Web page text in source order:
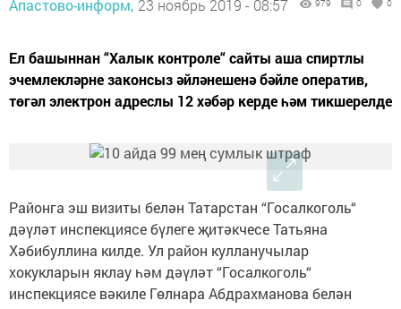
Апастово-информ, 23 ноябрь 2019 - 08:57 979 0 0
Ел башыннан “Халык контроле“ сайты аша спиртлы
эчемлекләрне законсыз әйләнешенә бәйле оператив,
төгәл электрон адреслы 12 хәбәр керде һәм тикшерелде
Районга эш визиты белән Татарстан “Госалкоголь“
дәүләт инспекциясе бүлеге җитәкчесе Татьяна
Хәбибуллина килде. Ул район кулланучылар
хокукларын яклау һәм дәүләт “Госалкоголь“
инспекциясе вәкиле Гөлнара Абдрахманова белән